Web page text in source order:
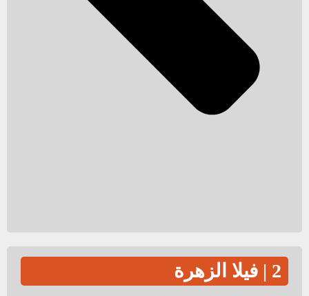
2 | فيلا الزهرة